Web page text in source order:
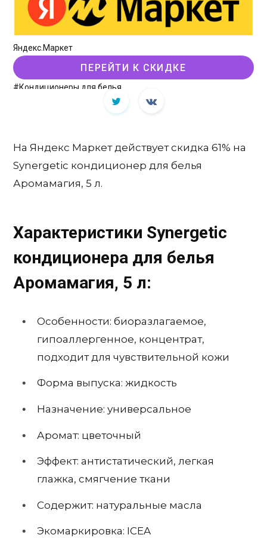
Яндекс.Маркет
ПЕРЕЙТИ К СКИДКЕ
#Кондиционеры для белья
На Яндекс Маркет действует скидка 61% на
Synergetic кондиционер для белья
Аромамагия, 5 л.
Характеристики Synergetic
кондиционера для белья
Аромамагия, 5 л:
Особенности: биоразлагаемое,
гипоаллергенное, концентрат,
подходит для чувствительной кожи
Форма выпуска: жидкость
Назначение: универсальное
Аромат: цветочный
Эффект: антистатический, легкая
глажка, смягчение ткани
Содержит: натуральные масла
Экомаркировка: ICEA